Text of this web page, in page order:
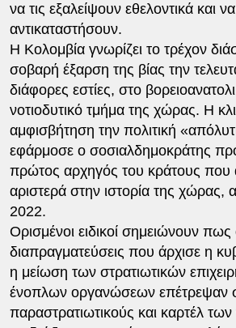
να τις εξαλείψουν εθελοντικά και να
αντικαταστήσουν.
Η Κολομβία γνωρίζει το τρέχον
σοβαρή έξαρση της βίας την
διάφορες εστίες, στο
νοτιοδυτικό τμήμα της χώρας. Η
αμφισβήτηση την πολιτική
εφάρμοσε ο σοσιαλδημοκράτης
πρώτος αρχηγός του κράτους που
αριστερά στην ιστορία της χώρας,
2022.
Ορισμένοι ειδικοί σημειώνουν πως
διαπραγματεύσεις που άρχισε η
η μείωση των στρατιωτικών
ένοπλων οργανώσεων επέτρεψαν
παραστρατιωτικούς και καρτέλ